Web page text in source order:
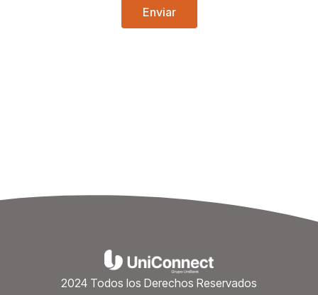
Enviar
2024 Todos los Derechos Reservados